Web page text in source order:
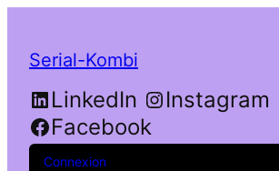
Serial-Kombi
LinkedIn
Instagram
Facebook
Connexion